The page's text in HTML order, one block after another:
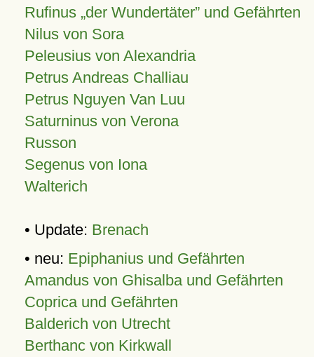
Rufinus „der Wundertäter” und Gefährten
Nilus von Sora
Peleusius von Alexandria
Petrus Andreas Challiau
Petrus Nguyen Van Luu
Saturninus von Verona
Russon
Segenus von Iona
Walterich
• Update: Brenach
• neu: Epiphanius und Gefährten
Amandus von Ghisalba und Gefährten
Coprica und Gefährten
Balderich von Utrecht
Berthanc von Kirkwall